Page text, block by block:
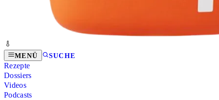
MENÜ SUCHE
Rezepte
Dossiers
Videos
Podcasts